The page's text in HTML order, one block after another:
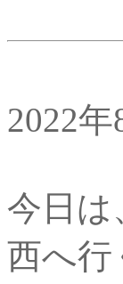
2022
今日は
西へ